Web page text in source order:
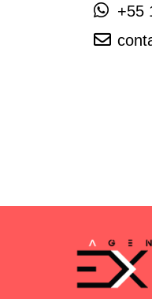
+55